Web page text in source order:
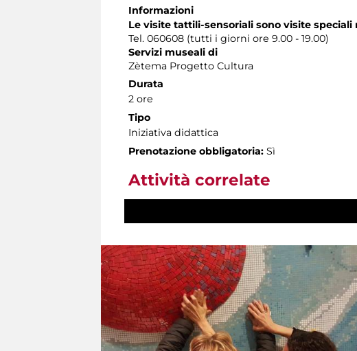
Informazioni
Le visite tattili-sensoriali sono visite
Tel. 060608 (tutti i giorni ore 9.00 - 19.00)
Servizi museali di
Zètema Progetto Cultura
Durata
2 ore
Tipo
Iniziativa didattica
Prenotazione obbligatoria: Sì
Attività correlate